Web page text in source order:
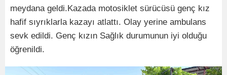
meydana geldi.Kazada motosiklet sürücüsü genç kız
hafif sıyrıklarla kazayı atlattı. Olay yerine ambulans
sevk edildi. Genç kızın Sağlık durumunun iyi olduğu
öğrenildi.